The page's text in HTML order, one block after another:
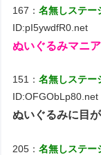
167：名無しステー
ID:pI5ywdfR0.net
ぬいぐるみマニ
151：名無しステー
ID:OFGObLp80.net
ぬいぐるみに目
205：名無しステー